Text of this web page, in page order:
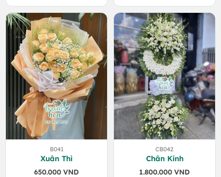
B041
Xuân Thì
650.000 VND
CB042
Chân Kính
1.800.000 VND